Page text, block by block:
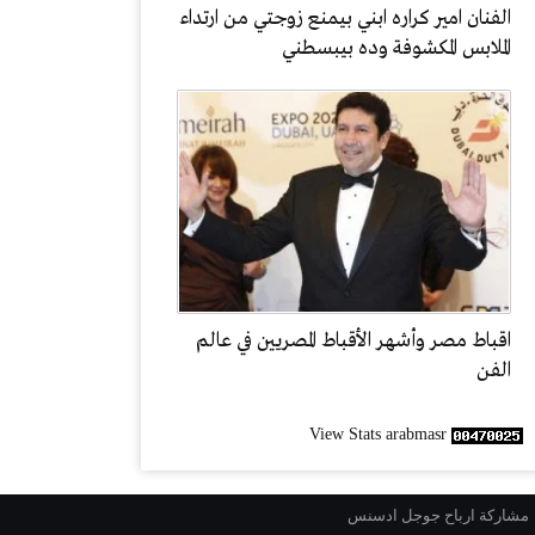
الفنان امير كراره ابني بيمنع زوجتي من ارتداء
الملابس المكشوفة وده بيبسطني
اقباط مصر وأشهر الأقباط المصريين في عالم
الفن
View Stats arabmasr
مشاركة ارباح جوجل ادسنس